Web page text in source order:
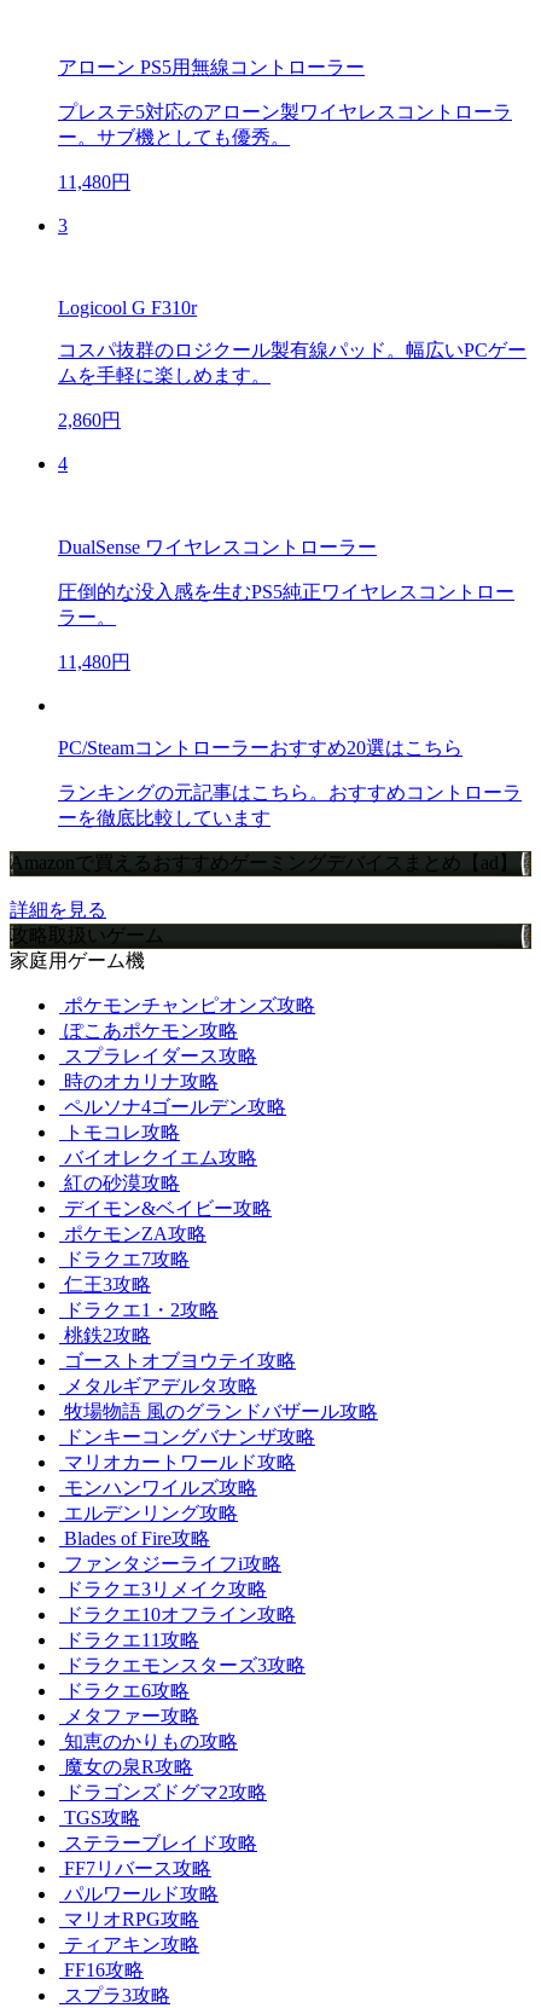
アローン PS5用無線コントローラー
プレステ5対応のアローン製ワイヤレスコントローラ
ー。サブ機としても優秀。
11,480円
3
Logicool G F310r
コスパ抜群のロジクール製有線パッド。幅広いPCゲー
ムを手軽に楽しめます。
2,860円
4
DualSense ワイヤレスコントローラー
圧倒的な没入感を生むPS5純正ワイヤレスコントロー
ラー。
11,480円
PC/Steamコントローラーおすすめ20選はこちら
ランキングの元記事はこちら。おすすめコントローラ
ーを徹底比較しています
Amazonで買えるおすすめゲーミングデバイスまとめ【ad】
詳細を見る
攻略取扱いゲーム
家庭用ゲーム機
ポケモンチャンピオンズ攻略
ぽこあポケモン攻略
スプラレイダース攻略
時のオカリナ攻略
ペルソナ4ゴールデン攻略
トモコレ攻略
バイオレクイエム攻略
紅の砂漠攻略
デイモン&ベイビー攻略
ポケモンZA攻略
ドラクエ7攻略
仁王3攻略
ドラクエ1・2攻略
桃鉄2攻略
ゴーストオブヨウテイ攻略
メタルギアデルタ攻略
牧場物語 風のグランドバザール攻略
ドンキーコングバナンザ攻略
マリオカートワールド攻略
モンハンワイルズ攻略
エルデンリング攻略
Blades of Fire攻略
ファンタジーライフi攻略
ドラクエ3リメイク攻略
ドラクエ10オフライン攻略
ドラクエ11攻略
ドラクエモンスターズ3攻略
ドラクエ6攻略
メタファー攻略
知恵のかりもの攻略
魔女の泉R攻略
ドラゴンズドグマ2攻略
TGS攻略
ステラーブレイド攻略
FF7リバース攻略
パルワールド攻略
マリオRPG攻略
ティアキン攻略
FF16攻略
スプラ3攻略